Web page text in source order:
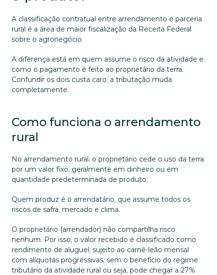
A classificação contratual entre arrendamento e parceria
rural é a área de maior fiscalização da Receita Federal
sobre o agronegócio.
A diferença está em quem assume o risco da atividade e
como o pagamento é feito ao proprietário da terra.
Confundir os dois custa caro: a tributação muda
completamente.
Como funciona o arrendamento
rural
No arrendamento rural, o proprietário cede o uso da terra
por um valor fixo, geralmente em dinheiro ou em
quantidade predeterminada de produto.
Quem produz é o arrendatário, que assume todos os
riscos de safra, mercado e clima.
O proprietário (arrendador) não compartilha risco
nenhum. Por isso, o valor recebido é classificado como
rendimento de aluguel, sujeito ao carnê-leão mensal
com alíquotas progressivas, sem o benefício do regime
tributário da atividade rural ou seja, pode chegar a 27%